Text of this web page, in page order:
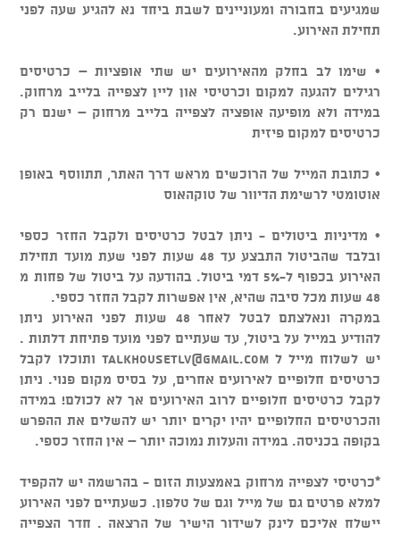
שמגיעים בחבורה ומעוניינים לשבת ביחד נא להגיע שעה לפני
תחילת האירוע.
• שימו לב בחלק מהאירועים יש שתי אופציות – כרטיסים
רגילים להגעה למקום וכרטיסי און ליין לצפייה בלייב מרחוק.
במידה ולא מופיעה אופציה לצפייה בלייב מרחוק – ישנם רק
כרטיסים למקום פיזית
• כתובת המייל של הרוכשים מראש דרך האתר, תתווסף באופן
אוטומטי לרשימת הדיוור של טוקהאוס
• מדיניות ביטולים - ניתן לבטל כרטיסים ולקבל החזר כספי
ובלבד שהביטול התבצע עד 48 שעות לפני שעת מועד תחילת
האירוע בכפוף ל-5% דמי ביטול. בהודעה על ביטול של פחות מ
48 שעות מכל סיבה שהיא, אין אפשרות לקבל החזר כספי.
במקרה ונאלצתם לבטל לאחר 48 שעות לפני האירוע ניתן
להודיע במייל על ביטול, עד שעתיים לפני מועד פתיחת דלתות .
יש לשלוח מייל לtalkhousetlv@gmail.com ותוכלו לקבל
כרטיסים חלופיים לאירועים אחרים, על בסיס מקום פנוי. ניתן
לקבל כרטיסים חלופיים לרוב האירועים אך לא לכולם! במידה
והכרטיסים החלופיים יהיו יקרים יותר יש להשלים את ההפרש
בקופה בכניסה. במידה והעלות נמוכה יותר – אין החזר כספי.
*כרטיסי לצפייה מרחוק באמצעות הזום - בהרשמה יש להקפיד
למלא פרטים גם של מייל וגם של טלפון. כשעתיים לפני האירוע
יישלח אליכם לינק לשידור הישיר של הרצאה . חדר הצפייה